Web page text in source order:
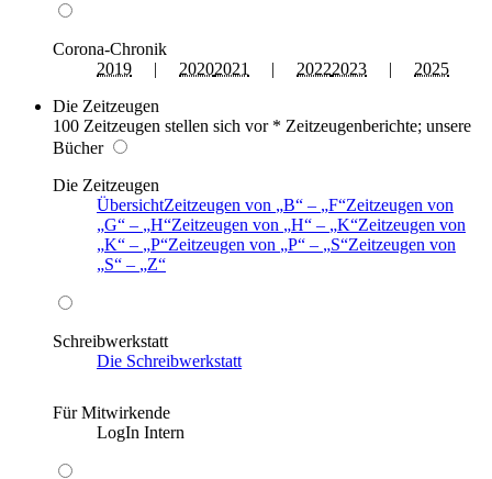
Corona-Chronik
2019 | 20202021 | 20222023 | 2025
Die Zeitzeugen
100 Zeitzeugen stellen sich vor * Zeitzeugenberichte; unsere
Bücher
Die Zeitzeugen
ÜbersichtZeitzeugen von B – F Zeitzeugen von
G
– H Zeitzeugen von H – K Zeitzeugen von
K
– P Zeitzeugen von P – S Zeitzeugen von
S
– Z
Schreibwerkstatt
Die Schreibwerkstatt
Für Mitwirkende
LogIn Intern